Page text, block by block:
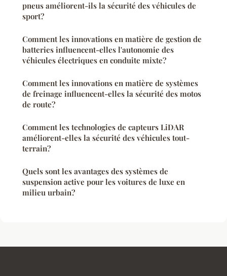
pneus améliorent-ils la sécurité des véhicules de
sport?
Comment les innovations en matière de gestion de
batteries influencent-elles l'autonomie des
véhicules électriques en conduite mixte?
Comment les innovations en matière de systèmes
de freinage influencent-elles la sécurité des motos
de route?
Comment les technologies de capteurs LiDAR
améliorent-elles la sécurité des véhicules tout-
terrain?
Quels sont les avantages des systèmes de
suspension active pour les voitures de luxe en
milieu urbain?